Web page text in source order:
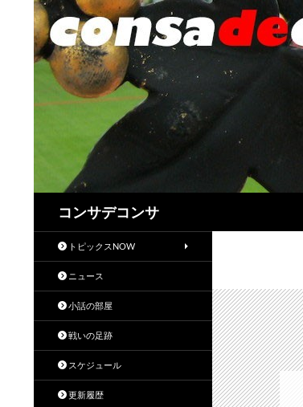
コンサデコンサ
トピックスNOW
ニュース
小話の部屋
戦いの足跡
スケジュール
更新履歴